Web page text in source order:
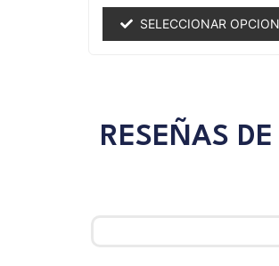
5
SELECCIONAR
RESEÑAS